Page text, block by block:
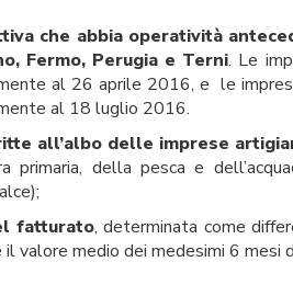
che abbia operatività
Fermo, Perugia e Terni. Le
al 26 aprile 2016, e le
al 18 luglio 2016.
all’albo delle imprese
primaria, della pesca e
fatturato, determinata come
valore medio dei medesimi 6